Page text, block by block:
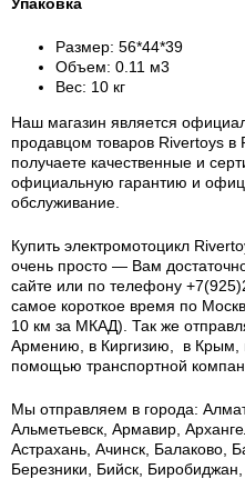
Размер: 56*44*39
Объем: 0.11 м3
Вес: 10 кг
Наш магазин является
продавцом товаров Rivertoys в
получаете качественные и
официальную гарантию и
обслуживание.
Купить электромотоцикл
очень просто — Вам
сайте или по телефону
самое короткое время по
10 км за МКАД). Так же
Армению, в Киргизию, в Крым,
помощью транспортной
Мы отправляем в города:
Альметьевск, Армавир,
Астрахань, Ачинск, Балаково,
Березники, Бийск,